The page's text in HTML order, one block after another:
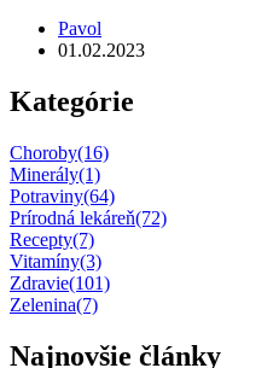
Pavol
01.02.2023
Kategórie
Choroby(16)
Minerály(1)
Potraviny(64)
Prírodná lekáreň(72)
Recepty(7)
Vitamíny(3)
Zdravie(101)
Zelenina(7)
Najnovšie články